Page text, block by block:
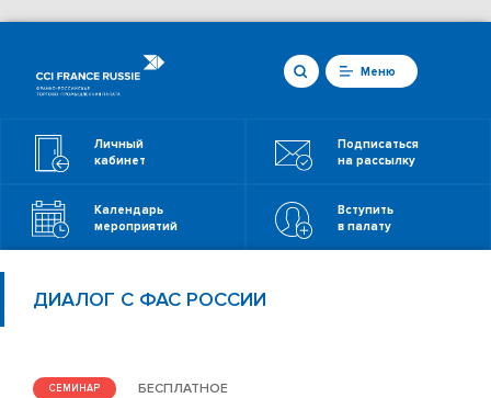
Меню
Личный
кабинет
Подписаться
на рассылку
Календарь
мероприятий
Вступить
в палату
ДИАЛОГ С ФАС РОССИИ
СЕМИНАР БЕСПЛАТНОЕ